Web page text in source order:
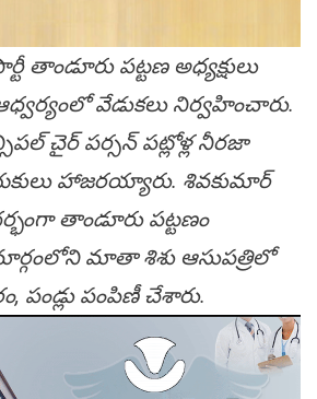
తాండూరు పట్టణ అధ్యక్షులు
వేడుకలు నిర్వహించారు.
చైర్ పర్సన్ పట్లోళ్ల నీరజా
హాజరయ్యారు. శివకుమార్
తాండూరు పట్టణం
మాతా శిశు ఆసుపత్రిలో
పండ్లు పంపిణీ చేశారు.